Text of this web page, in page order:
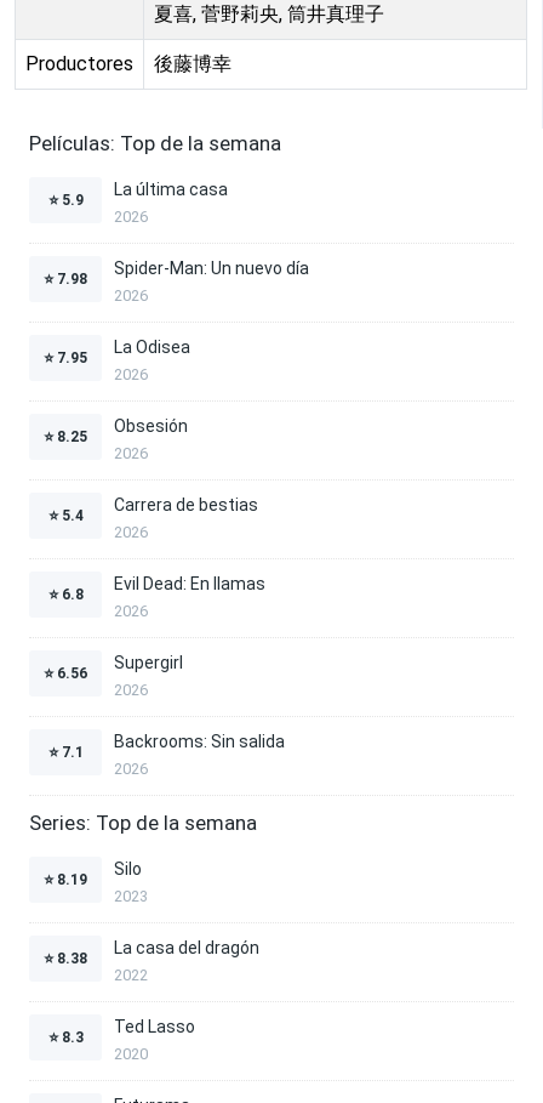
夏喜, 菅野莉央, 筒井真理子
Productores 後藤博幸
Películas: Top de la semana
⭐ 5.9
La última casa
2026
⭐ 7.98
Spider-Man: Un nuevo día
2026
⭐ 7.95
La Odisea
2026
⭐ 8.25
Obsesión
2026
⭐ 5.4
Carrera de bestias
2026
⭐ 6.8
Evil Dead: En llamas
2026
⭐ 6.56
Supergirl
2026
⭐ 7.1
Backrooms: Sin salida
2026
Series: Top de la semana
⭐ 8.19
Silo
2023
⭐ 8.38
La casa del dragón
2022
⭐ 8.3
Ted Lasso
2020